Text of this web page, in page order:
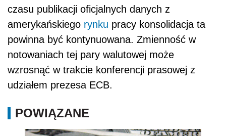
czasu publikacji oficjalnych danych z
amerykańskiego rynku pracy konsolidacja ta
powinna być kontynuowana. Zmienność w
notowaniach tej pary walutowej może
wzrosnąć w trakcie konferencji prasowej z
udziałem prezesa ECB.
POWIĄZANE